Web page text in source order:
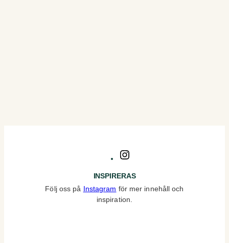
INSPIRERAS
Följ oss på Instagram för mer innehåll och
inspiration.